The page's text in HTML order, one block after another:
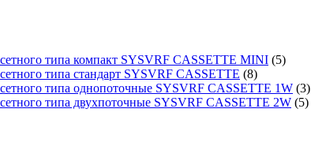
типа компакт SYSVRF CASSETTE MINI (5)
типа стандарт SYSVRF CASSETTE (8)
типа однопоточные SYSVRF CASSETTE 1W (3)
типа двухпоточные SYSVRF CASSETTE 2W (5)